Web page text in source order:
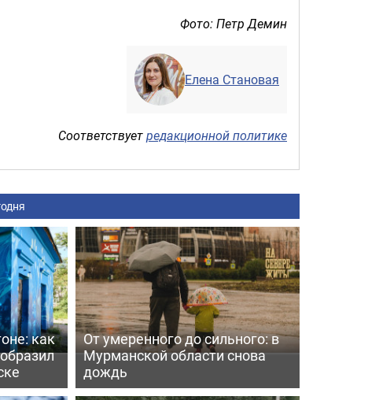
Фото: Петр Демин
Елена Становая
Соответствуетредакционной политике
как
От умеренного до сильного: в
Мурманской области снова
дождь